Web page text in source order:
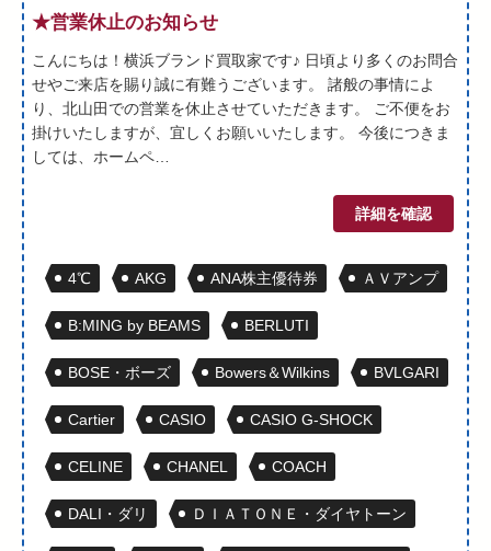
★営業休止のお知らせ
こんにちは！横浜ブランド買取家です♪ 日頃より多くのお問合
せやご来店を賜り誠に有難うございます。 諸般の事情によ
り、北山田での営業を休止させていただきます。 ご不便をお
掛けいたしますが、宜しくお願いいたします。 今後につきま
しては、ホームペ…
詳細を確認
4℃ AKG ANA株主優待券 ＡＶアンプ
B:MING by BEAMS BERLUTI
BOSE・ボーズ Bowers＆Wilkins BVLGARI
Cartier CASIO CASIO G-SHOCK
CELINE CHANEL COACH
DALI・ダリ ＤＩＡＴＯＮＥ・ダイヤトーン